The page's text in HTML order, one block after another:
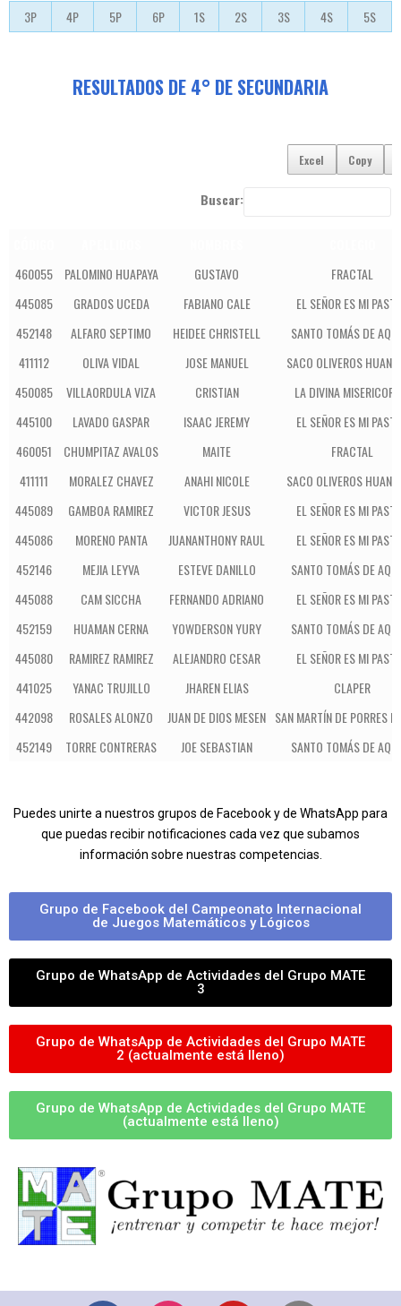
3P 4P 5P 6P 1S 2S 3S 4S 5S
RESULTADOS DE 4° DE SECUNDARIA
Excel Copy
Buscar:
460055
PALOMINO HUAPAYA GUSTAVO
FRACTAL
445085
GRADOS UCEDA FABIANO CALE
EL SEÑOR ES MI
452148
ALFARO SEPTIMO HEIDEE CHRISTELL
SANTO TOMÁS DE
411112
OLIVA VIDAL JOSE MANUEL
SACO OLIVEROS
450085
VILLAORDULA VIZA CRISTIAN
LA DIVINA
445100
LAVADO GASPAR ISAAC JEREMY
EL SEÑOR ES MI
460051
CHUMPITAZ AVALOS MAITE
FRACTAL
411111
MORALEZ CHAVEZ ANAHI NICOLE
SACO OLIVEROS
445089
GAMBOA RAMIREZ VICTOR JESUS
EL SEÑOR ES MI
445086
MORENO PANTA JUANANTHONY RAUL
EL SEÑOR ES MI
452146
MEJIA LEYVA ESTEVE DANILLO
SANTO TOMÁS DE
445088
CAM SICCHA FERNANDO ADRIANO
EL SEÑOR ES MI
452159
HUAMAN CERNA YOWDERSON YURY
SANTO TOMÁS DE
445080
RAMIREZ RAMIREZ ALEJANDRO CESAR
EL SEÑOR ES MI
441025
YANAC TRUJILLO JHAREN ELIAS
CLAPER
442098
ROSALES ALONZO JUAN DE DIOS MESEN SAN MARTÍN DE PORRES
452149
TORRE CONTRERAS JOE SEBASTIAN SANTO TOMÁS DE
Puedes unirte a nuestros grupos de Facebook y de WhatsApp para
que puedas recibir notificaciones cada vez que subamos
información sobre nuestras competencias.
Grupo de Facebook del Campeonato Internacional
de Juegos Matemáticos y Lógicos
Grupo de WhatsApp de Actividades del Grupo MATE
3
Grupo de WhatsApp de Actividades del Grupo MATE
2 (actualmente está lleno)
Grupo de WhatsApp de Actividades del Grupo MATE
(actualmente está lleno)